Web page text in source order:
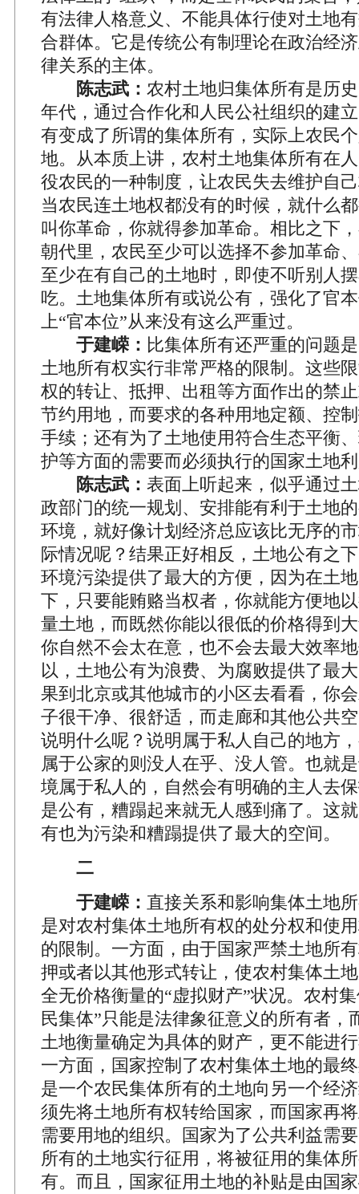
有法律人格意义、不能具体行使对土地
合群体。它是传统公有制理论在政治经
律关系的主体。
陈志武： 农村土地归集体所有是历
年代，通过合作化和人民公社组织的建
有变成了所谓的集体所有，实际上农民
地。从本质上讲，农村土地集体所有在
役农民的一种制度，让农民失去维护自
当农民连土地权都没有的时候，就什么
叫你革命，你就得参加革命。相比之下
朝代里，农民至少可以选择不参加革命
至少在有自己的土地时，即使不听别人
吃。土地集体所有或说公有，强化了官
上“官本位”从来没有这么严重过。
于建嵘： 比集体所有还严重的问题
土地所有权实行非常严格的限制。这些
权的转让、抵押、出租等方面作出的禁
节约用地，而要求的各种用地定额、控
手续；还有为了土地使用符合生态平衡
护等方面的需要而必须执行的国家土地
陈志武： 表面上听起来，似乎通过
政部门的统一规划、安排能有利于土地
环境，就好像计划经济总应该比无序的
际情况呢？结果正好相反，土地公有之
环境污染提供了最大的方便，因为在土
下，只要能贿赂当权者，你就能方便地
量土地，而既然你能以很低的价格得到
你自然不会太在意，也不会去最大效率
以，土地公有为浪费、为腐败提供了最
果到北京或其他城市的小区去看看，你
子很干净、很舒适，而走廊和其他公共
说明什么呢？说明属于私人自己的地方
属于公家的则没人在乎、没人管。也就
境属于私人的，自然会有明确的主人去
是公有，糟蹋起来就无人感到痛了。这
有也为污染和糟蹋提供了最大的空间。
二
于建嵘： 直接关系和影响集体土地
是对农村集体土地所有权的处分权和使
的限制。一方面，由于国家严禁土地所
押或者以其他形式转让，使农村集体土
全无价格衡量的“虚拟财产”状况。农村
民集体”只能是法律象征意义的所有者，
土地衡量确定为具体的财产，更不能进
一方面，国家控制了农村集体土地的最
是一个农民集体所有的土地向另一个经
须先将土地所有权转给国家，而国家再
需要用地的组织。国家为了公共利益需
所有的土地实行征用，将被征用的集体
有。而且，国家征用土地的补贴是由国